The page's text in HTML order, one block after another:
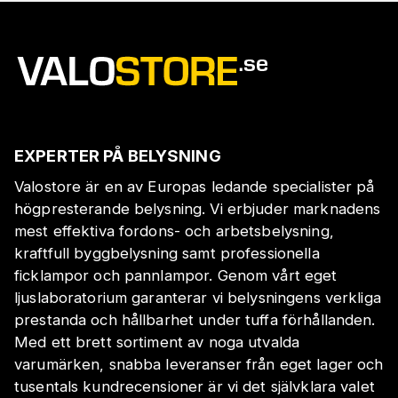
EXPERTER PÅ BELYSNING
Valostore är en av Europas ledande specialister på
högpresterande belysning. Vi erbjuder marknadens
mest effektiva fordons- och arbetsbelysning,
kraftfull byggbelysning samt professionella
ficklampor och pannlampor. Genom vårt eget
ljuslaboratorium garanterar vi belysningens verkliga
prestanda och hållbarhet under tuffa förhållanden.
Med ett brett sortiment av noga utvalda
varumärken, snabba leveranser från eget lager och
tusentals kundrecensioner är vi det självklara valet